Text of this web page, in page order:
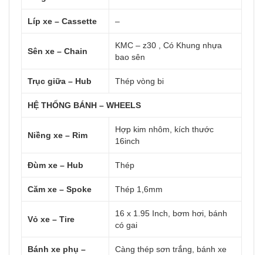
Líp xe – Cassette –
Sên xe – Chain
KMC – z30 , Có Khung nhựa
bao sên
Trục giữa – Hub Thép vòng bi
HỆ THỐNG BÁNH – WHEELS
Niềng xe – Rim
Hợp kim nhôm, kích thước
16inch
Đùm xe – Hub Thép
Căm xe – Spoke Thép 1,6mm
Vỏ xe – Tire
16 x 1.95 Inch, bơm hơi, bánh
có gai
Bánh xe phụ –
Càng thép sơn trắng, bánh xe